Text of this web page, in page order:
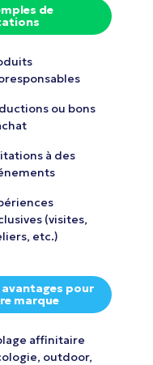
de
ou bons
à des
(visites,
etc.)
avantages pour
marque
affinitaire
outdoor,